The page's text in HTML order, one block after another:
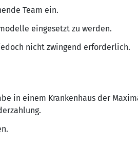
Team ein.
eingesetzt zu werden.
nicht zwingend erforderlich.
in einem Krankenhaus der